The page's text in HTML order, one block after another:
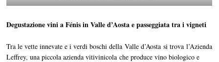
Degustazione vini a Fénis in Valle d’Aosta e passeggiata tra i vigneti
Tra le vette innevate e i verdi boschi della Valle d’Aosta si trova l’Azienda
Leffrey, una piccola azienda vitivinicola che produce vino biologico e